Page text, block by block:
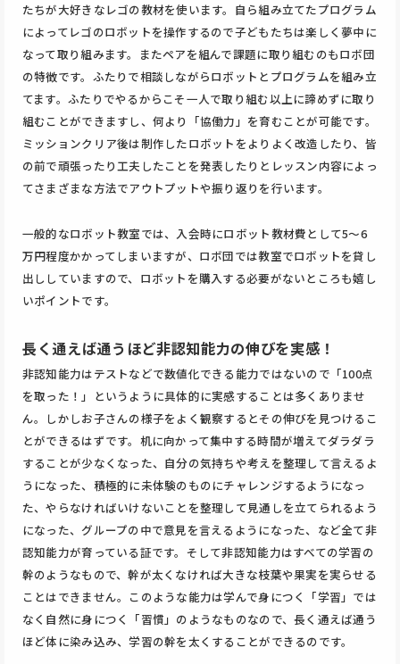
たちが大好きなレゴの教材を使います。自ら組み立てたプログラム
によってレゴのロボットを操作するので子どもたちは楽しく夢中に
なって取り組みます。またペアを組んで課題に取り組むのもロボ団
の特徴です。ふたりで相談しながらロボットとプログラムを組み立
てます。ふたりでやるからこそ一人で取り組む以上に諦めずに取り
組むことができますし、何より「協働力」を育むことが可能です。
ミッションクリア後は制作したロボットをよりよく改造したり、皆
の前で頑張ったり工夫したことを発表したりとレッスン内容によっ
てさまざまな方法でアウトプットや振り返りを行います。
一般的なロボット教室では、入会時にロボット教材費として5〜6
万円程度かかってしまいますが、ロボ団では教室でロボットを貸し
出ししていますので、ロボットを購入する必要がないところも嬉し
いポイントです。
長く通えば通うほど非認知能力の伸びを実感！
非認知能力はテストなどで数値化できる能力ではないので「100点
を取った！」というように具体的に実感することは多くありませ
ん。しかしお子さんの様子をよく観察するとその伸びを見つけるこ
とができるはずです。机に向かって集中する時間が増えてダラダラ
することが少なくなった、自分の気持ちや考えを整理して言えるよ
うになった、積極的に未体験のものにチャレンジするようになっ
た、やらなければいけないことを整理して見通しを立てられるよう
になった、グループの中で意見を言えるようになった、など全て非
認知能力が育っている証です。そして非認知能力はすべての学習の
幹のようなもので、幹が太くなければ大きな枝葉や果実を実らせる
ことはできません。このような能力は学んで身につく「学習」では
なく自然に身につく「習慣」のようなものなので、長く通えば通う
ほど体に染み込み、学習の幹を太くすることができるのです。